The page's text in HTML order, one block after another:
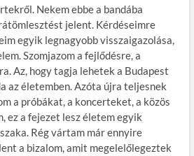
Nekem ebbe a bandába
jelent. Kérdéseimre
egyik legnagyobb visszaigazolása,
Szomjazom a fejlődésre, a
Az, hogy tagja lehetek a Budapest
az életemben. Azóta újra teljesnek
a próbákat, a koncerteket, a közös
ez a fejezet lesz életem egyik
Rég vártam már ennyire
a bizalom, amit megelelőlegeztek